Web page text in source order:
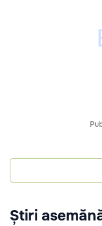
Știri